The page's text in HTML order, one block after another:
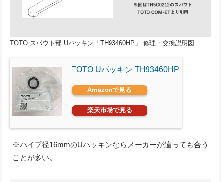
TOTO スパウト部 Uパッキン「TH93460HP」 修理・交換説明図
TOTO Uパッキン TH93460HP
Amazonで見る
楽天市場で見る
※パイプ径16mmのUパッキンならメーカーが違っても合う
ことが多い。